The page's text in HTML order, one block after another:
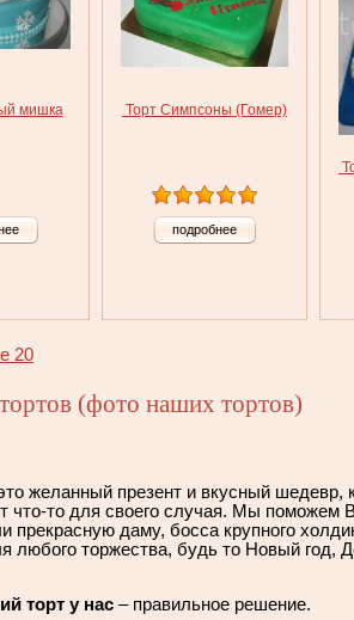
мишка Торт Симпсоны (Гомер)
подробнее
20
(фото наших тортов)
желанный презент и вкусный шедевр,
что-то для своего случая. Мы поможем
прекрасную даму, босса крупного
любого торжества, будь то Новый год,
торт у нас – правильное решение.